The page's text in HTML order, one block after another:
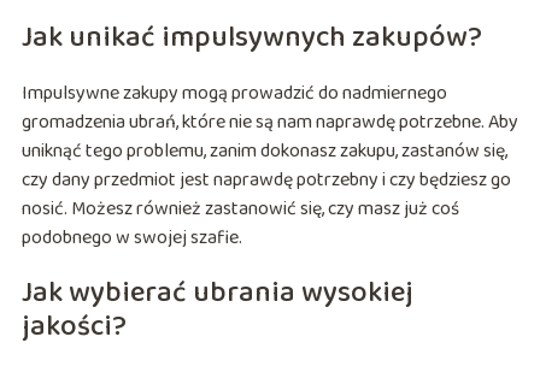
Jak unikać impulsywnych zakupów?
Impulsywne zakupy mogą prowadzić do nadmiernego
gromadzenia ubrań, które nie są nam naprawdę potrzebne. Aby
uniknąć tego problemu, zanim dokonasz zakupu, zastanów się,
czy dany przedmiot jest naprawdę potrzebny i czy będziesz go
nosić. Możesz również zastanowić się, czy masz już coś
podobnego w swojej szafie.
Jak wybierać ubrania wysokiej
jakości?